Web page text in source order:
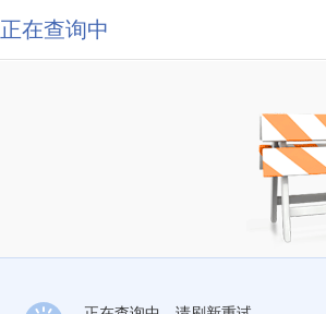
正在查询中